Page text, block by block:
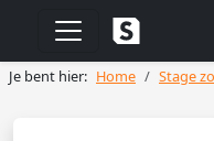
Je bent hier: Home Stage